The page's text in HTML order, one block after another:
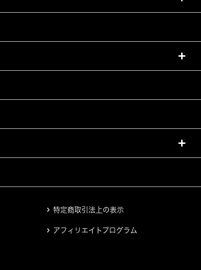
特定商取引法上の表示
アフィリエイトプログラム